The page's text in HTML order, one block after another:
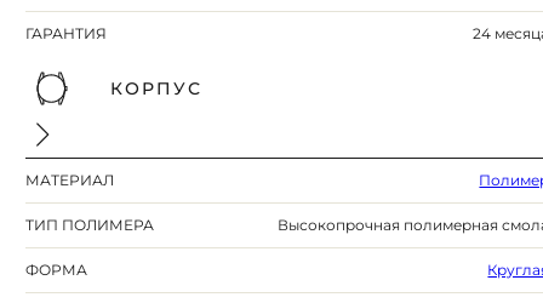
ГАРАНТИЯ 24
КОРПУС
МАТЕРИАЛ
ТИП ПОЛИМЕРА Высокопрочная полимерная
ФОРМА